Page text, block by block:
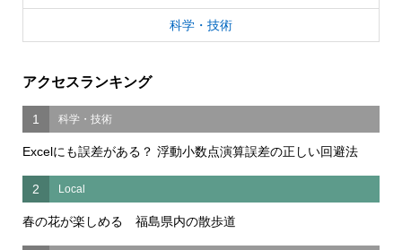
科学・技術
アクセスランキング
1 科学・技術
Excelにも誤差がある？ 浮動小数点演算誤差の正しい回避法
2 Local
春の花が楽しめる 福島県内の散歩道